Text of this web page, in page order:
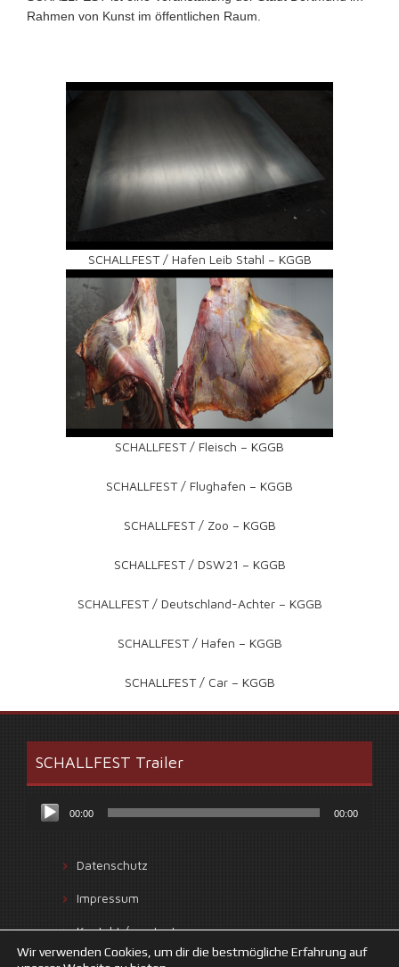
Rahmen von Kunst im öffentlichen Raum.
SCHALLFEST / Hafen Leib Stahl – KGGB
SCHALLFEST / Fleisch – KGGB
SCHALLFEST / Flughafen – KGGB
SCHALLFEST / Zoo – KGGB
SCHALLFEST / DSW21 – KGGB
SCHALLFEST / Deutschland-Achter – KGGB
SCHALLFEST / Hafen – KGGB
SCHALLFEST / Car – KGGB
SCHALLFEST Trailer
Audio-
Player
00:00 00:00
Datenschutz
Impressum
Kontakt / contact
Wir verwenden Cookies, um dir die bestmögliche Erfahrung auf